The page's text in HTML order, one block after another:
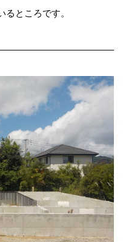
ところです。